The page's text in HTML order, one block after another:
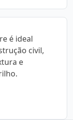
é ideal
civil,
e